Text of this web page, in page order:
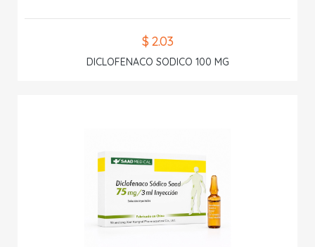
$ 2.03
DICLOFENACO SODICO 100 MG